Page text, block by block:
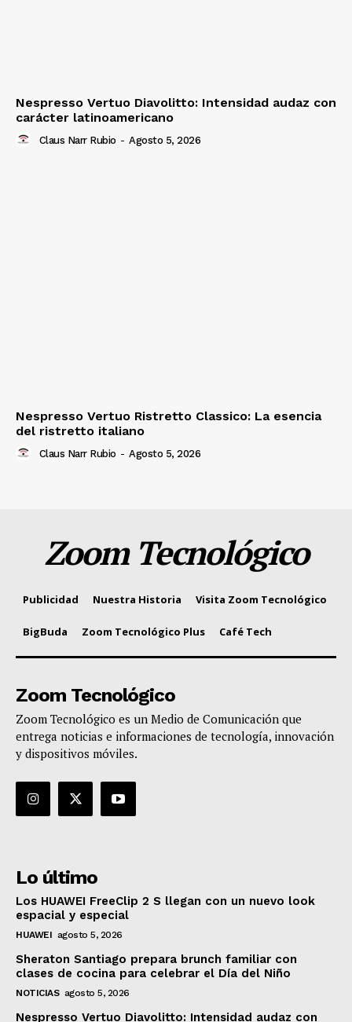
Nespresso Vertuo Diavolitto: Intensidad audaz con
carácter latinoamericano
Claus Narr Rubio - Agosto 5, 2026
Nespresso Vertuo Ristretto Classico: La esencia
del ristretto italiano
Claus Narr Rubio - Agosto 5, 2026
Zoom Tecnológico
Publicidad Nuestra Historia Visita Zoom Tecnológico
BigBuda Zoom Tecnológico Plus Café Tech
Zoom Tecnológico
Zoom Tecnológico es un Medio de Comunicación que
entrega noticias e informaciones de tecnología, innovación
y dispositivos móviles.
Lo último
Los HUAWEI FreeClip 2 S llegan con un nuevo look
espacial y especial
HUAWEI agosto 5, 2026
Sheraton Santiago prepara brunch familiar con
clases de cocina para celebrar el Día del Niño
NOTICIAS agosto 5, 2026
Nespresso Vertuo Diavolitto: Intensidad audaz con